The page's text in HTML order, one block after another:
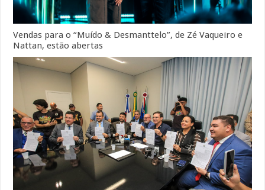
Vendas para o “Muído & Desmanttelo”, de Zé Vaqueiro e
Nattan, estão abertas